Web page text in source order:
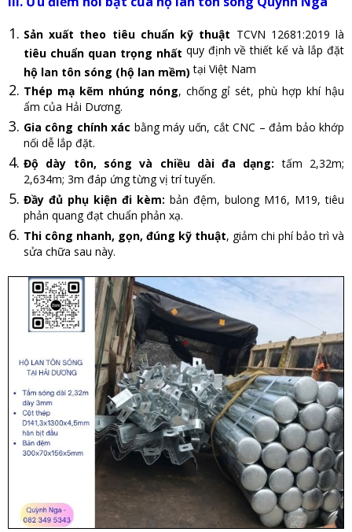
Sản xuất theo tiêu chuẩn kỹ thuật TCVN 12681:2019 là
tiêu chuẩn quan trọng nhất quy định về thiết kế và lắp đặt
hộ lan tôn sóng (hộ lan mềm) tại Việt Nam
Thép mạ kẽm nhúng nóng, chống gỉ sét, phù hợp khí hậu
ẩm của Hải Dương.
Gia công chính xác bằng máy uốn, cắt CNC – đảm bảo khớp
nối dễ lắp đặt.
Độ dày tôn, sóng và chiều dài đa dạng: tấm 2,32m;
2,634m; 3m đáp ứng từng vị trí tuyến.
Đầy đủ phụ kiện đi kèm: bản đệm, bulong M16, M19, tiêu
phản quang đạt chuẩn phản xạ.
Thi công nhanh, gọn, đúng kỹ thuật, giảm chi phí bảo trì và
sửa chữa sau này.